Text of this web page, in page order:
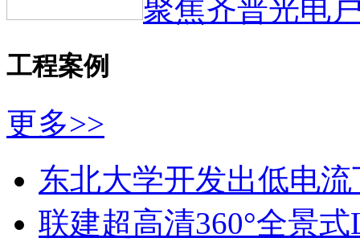
聚焦齐普光电
工程案例
更多>>
东北大学开发出低电
联建超高清360°全景